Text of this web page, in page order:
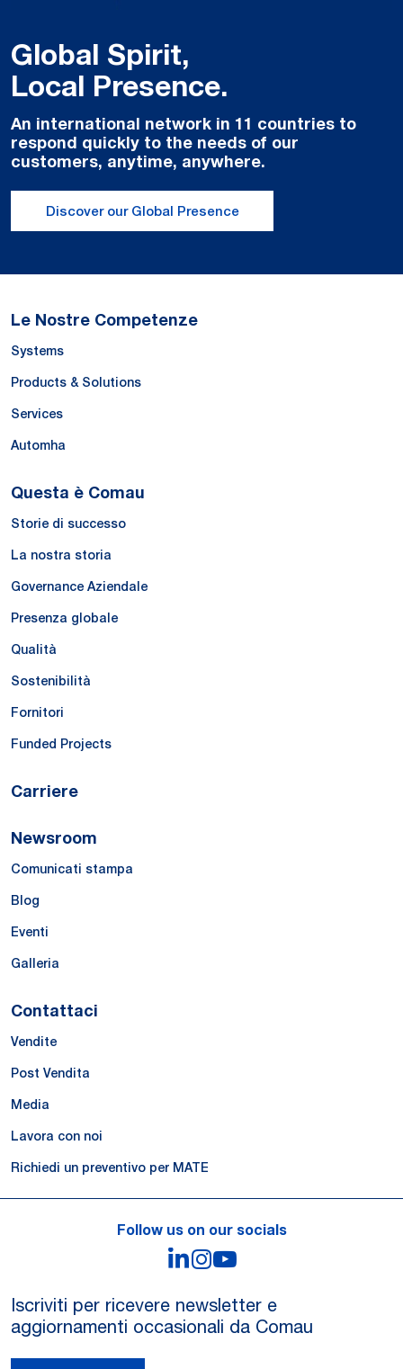
Global Spirit,
Local Presence.
An international network in 11 countries to
respond quickly to the needs of our
customers, anytime, anywhere.
Discover our Global Presence
Le Nostre Competenze
Systems
Products & Solutions
Services
Automha
Questa è Comau
Storie di successo
La nostra storia
Governance Aziendale
Presenza globale
Qualità
Sostenibilità
Fornitori
Funded Projects
Carriere
Newsroom
Comunicati stampa
Blog
Eventi
Galleria
Contattaci
Vendite
Post Vendita
Media
Lavora con noi
Richiedi un preventivo per MATE
Follow us on our socials
LinkedIn
Instagram
Iscriviti per ricevere newsletter e
aggiornamenti occasionali da Comau